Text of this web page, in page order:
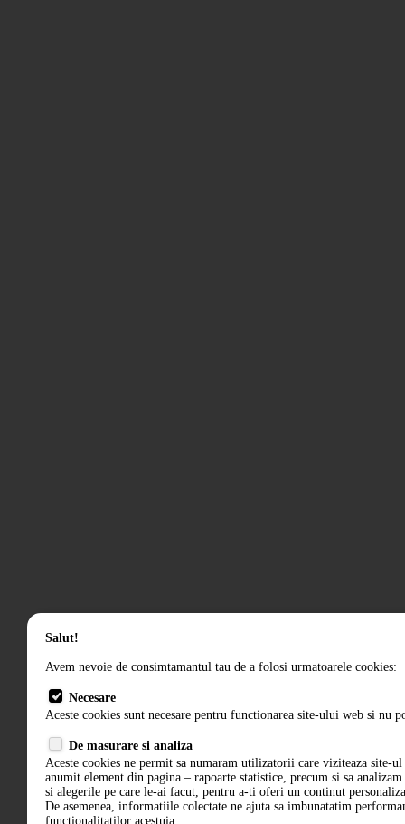
Salut!
Avem nevoie de consimtamantul tau de a folosi urmatoarele cookies:
Necesare
Aceste cookies sunt necesare pentru functionarea site-ului web si nu
De masurare si analiza
Aceste cookies ne permit sa numaram utilizatorii care viziteaza site-ul
anumit element din pagina – rapoarte statistice, precum si sa
si alegerile pe care le-ai facut, pentru a-ti oferi un continut
De asemenea, informatiile colectate ne ajuta sa imbunatatim
functionalitatilor acestuia.